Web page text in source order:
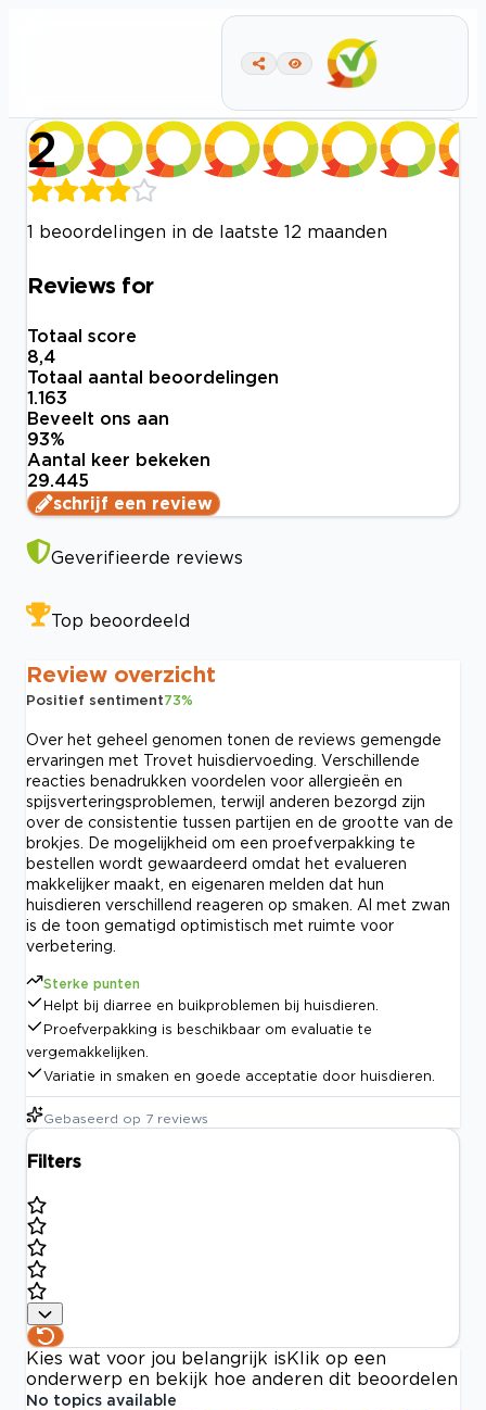
2
1 beoordelingen in de laatste 12 maanden
Reviews for
Totaal score
8,4
Totaal aantal beoordelingen
1.163
Beveelt ons aan
93%
Aantal keer bekeken
29.445
schrijf een review
Geverifieerde reviews
Top beoordeeld
Review overzicht
Positief sentiment73%
Over het geheel genomen tonen de reviews gemengde
ervaringen met Trovet huisdiervoeding. Verschillende
reacties benadrukken voordelen voor allergieën en
spijsverteringsproblemen, terwijl anderen bezorgd zijn
over de consistentie tussen partijen en de grootte van de
brokjes. De mogelijkheid om een proefverpakking te
bestellen wordt gewaardeerd omdat het evalueren
makkelijker maakt, en eigenaren melden dat hun
huisdieren verschillend reageren op smaken. Al met zwan
is de toon gematigd optimistisch met ruimte voor
verbetering.
Sterke punten
Helpt bij diarree en buikproblemen bij huisdieren.
Proefverpakking is beschikbaar om evaluatie te
vergemakkelijken.
Variatie in smaken en goede acceptatie door huisdieren.
Gebaseerd op 7 reviews
Filters
Kies wat voor jou belangrijk is Klik op een
onderwerp en bekijk hoe anderen dit beoordelen
No topics available